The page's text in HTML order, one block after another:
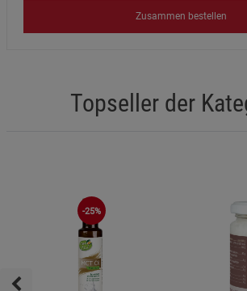
Zusammen bestellen
Topseller der
-25%